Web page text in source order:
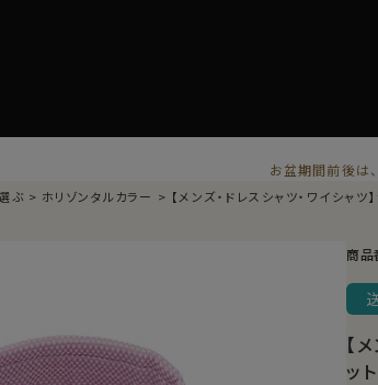
お盆期間前後は
ぶ ホリゾンタルカラー 【メンズ・ドレスシャツ・ワイシャ
商品
【
ッ